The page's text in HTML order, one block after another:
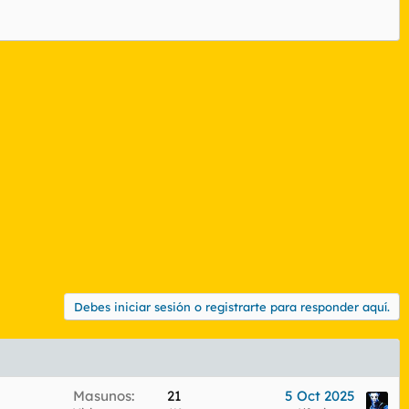
Debes iniciar sesión o registrarte para responder aquí.
Masunos 21 5 Oct 2025